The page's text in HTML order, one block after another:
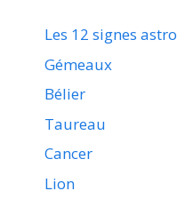
Les 12 signes astro
Gémeaux
Bélier
Taureau
Cancer
Lion